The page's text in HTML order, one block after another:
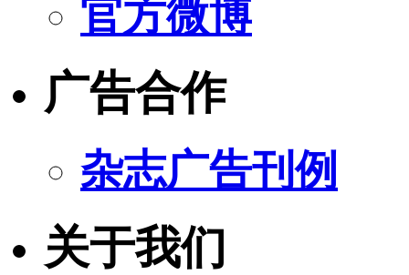
官方微博
广告合作
杂志广告刊例
关于我们